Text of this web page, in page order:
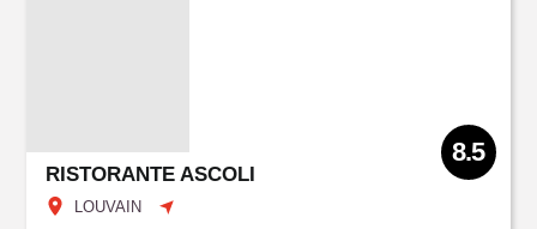
RISTORANTE ASCOLI
LOUVAIN
8.5